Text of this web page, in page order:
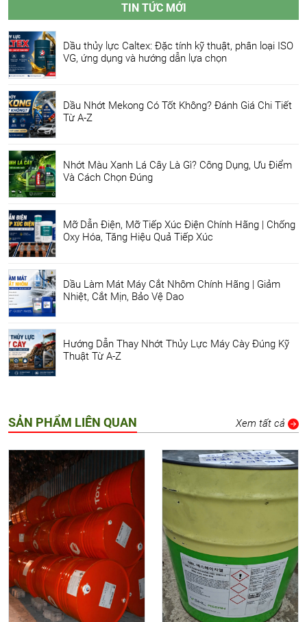
TIN TỨC MỚI
Dầu thủy lực Caltex: Đặc tính kỹ thuật, phân loại ISO
VG, ứng dụng và hướng dẫn lựa chọn
Dầu Nhớt Mekong Có Tốt Không? Đánh Giá Chi Tiết
Từ A-Z
Nhớt Màu Xanh Lá Cây Là Gì? Công Dụng, Ưu Điểm
Và Cách Chọn Đúng
Mỡ Dẫn Điện, Mỡ Tiếp Xúc Điện Chính Hãng | Chống
Oxy Hóa, Tăng Hiệu Quả Tiếp Xúc
Dầu Làm Mát Máy Cắt Nhôm Chính Hãng | Giảm
Nhiệt, Cắt Mịn, Bảo Vệ Dao
Hướng Dẫn Thay Nhớt Thủy Lực Máy Cày Đúng Kỹ
Thuật Từ A-Z
SẢN PHẨM LIÊN QUAN Xem tất cả